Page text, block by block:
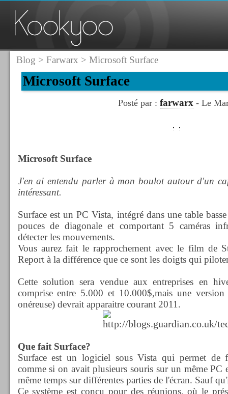
Blog > Farwarx > Microsoft Surface
Microsoft Surface
Posté par : farwarx- Le
Microsoft Surface
J'en ai entendu parler à mon boulot autour d'un
intéressant.
Surface est un PC Vista, intégré dans une table
pouces de diagonale et comportant 5 caméras
détecter les mouvements.
Vous aurez fait le rapprochement avec le film de
Report à la différence que ce sont les doigts qui
Cette solution sera vendue aux entreprises en
comprise entre 5.000 et 10.000$,mais une
onéreuse) devrait apparaitre courant 2011.
Que fait Surface?
Surface est un logiciel sous Vista qui permet de
comme si on avait plusieurs souris sur un même PC
même temps sur différentes parties de l'écran. Sauf
Ce système est conçu pour des réunions, où le